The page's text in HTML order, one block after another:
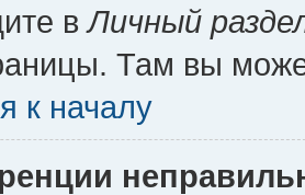
вЛичный
Там вы
к началу